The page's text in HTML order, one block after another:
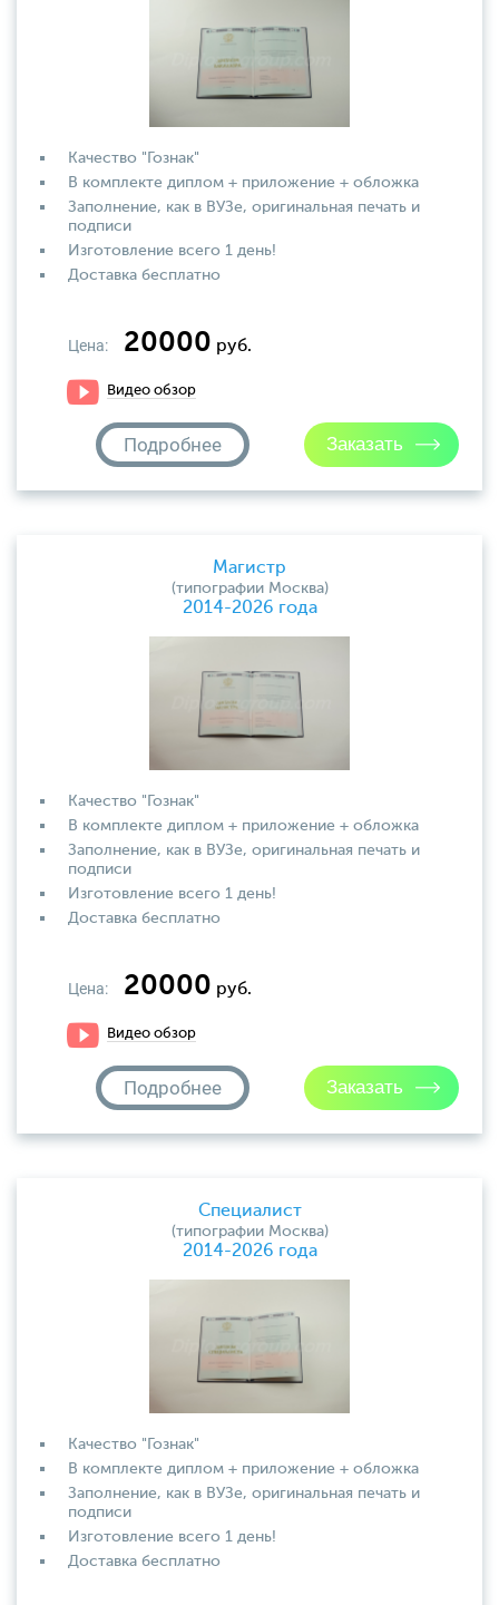
Качество "Гознак"
В комплекте диплом + приложение + обложка
Заполнение, как в ВУЗе, оригинальная печать и
подписи
Изготовление всего 1 день!
Доставка бесплатно
Цена: 20000 руб.
Видео обзор
Подробнее
Магистр
(типографии Москва)
2014-2026 года
Качество "Гознак"
В комплекте диплом + приложение + обложка
Заполнение, как в ВУЗе, оригинальная печать и
подписи
Изготовление всего 1 день!
Доставка бесплатно
Цена: 20000 руб.
Видео обзор
Подробнее
Специалист
(типографии Москва)
2014-2026 года
Качество "Гознак"
В комплекте диплом + приложение + обложка
Заполнение, как в ВУЗе, оригинальная печать и
подписи
Изготовление всего 1 день!
Доставка бесплатно